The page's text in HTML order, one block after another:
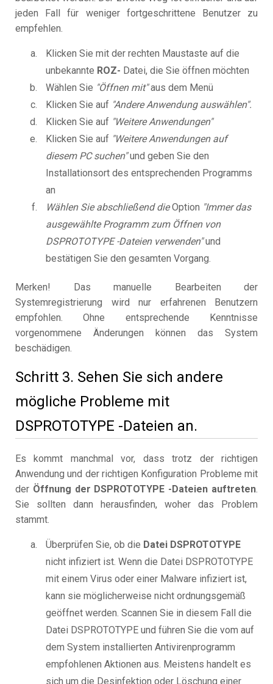
jeden Fall für weniger fortgeschrittene Benutzer zu
empfehlen.
Klicken Sie mit der rechten Maustaste auf die
unbekannte ROZ- Datei, die Sie öffnen möchten
Wählen Sie "Öffnen mit"aus dem Menü
Klicken Sie auf "Andere Anwendung auswählen".
Klicken Sie auf "Weitere Anwendungen"
Klicken Sie auf "Weitere Anwendungen auf
diesem PC suchen"und geben Sie den
Installationsort des entsprechenden Programms
an
Wählen Sie abschließend dieOption "Immer das
ausgewählte Programm zum Öffnen von
DSPROTOTYPE -Dateien verwenden"und
bestätigen Sie den gesamten Vorgang.
Merken! Das manuelle Bearbeiten der
Systemregistrierung wird nur erfahrenen Benutzern
empfohlen. Ohne entsprechende Kenntnisse
vorgenommene Änderungen können das System
beschädigen.
Schritt 3. Sehen Sie sich andere
mögliche Probleme mit
DSPROTOTYPE -Dateien an.
Es kommt manchmal vor, dass trotz der richtigen
Anwendung und der richtigen Konfiguration Probleme mit
der Öffnung der DSPROTOTYPE -Dateien auftreten.
Sie sollten dann herausfinden, woher das Problem
stammt.
Überprüfen Sie, ob die Datei DSPROTOTYPE
nicht infiziert ist. Wenn die Datei DSPROTOTYPE
mit einem Virus oder einer Malware infiziert ist,
kann sie möglicherweise nicht ordnungsgemäß
geöffnet werden. Scannen Sie in diesem Fall die
Datei DSPROTOTYPE und führen Sie die vom auf
dem System installierten Antivirenprogramm
empfohlenen Aktionen aus. Meistens handelt es
sich um die Desinfektion oder Löschung einer